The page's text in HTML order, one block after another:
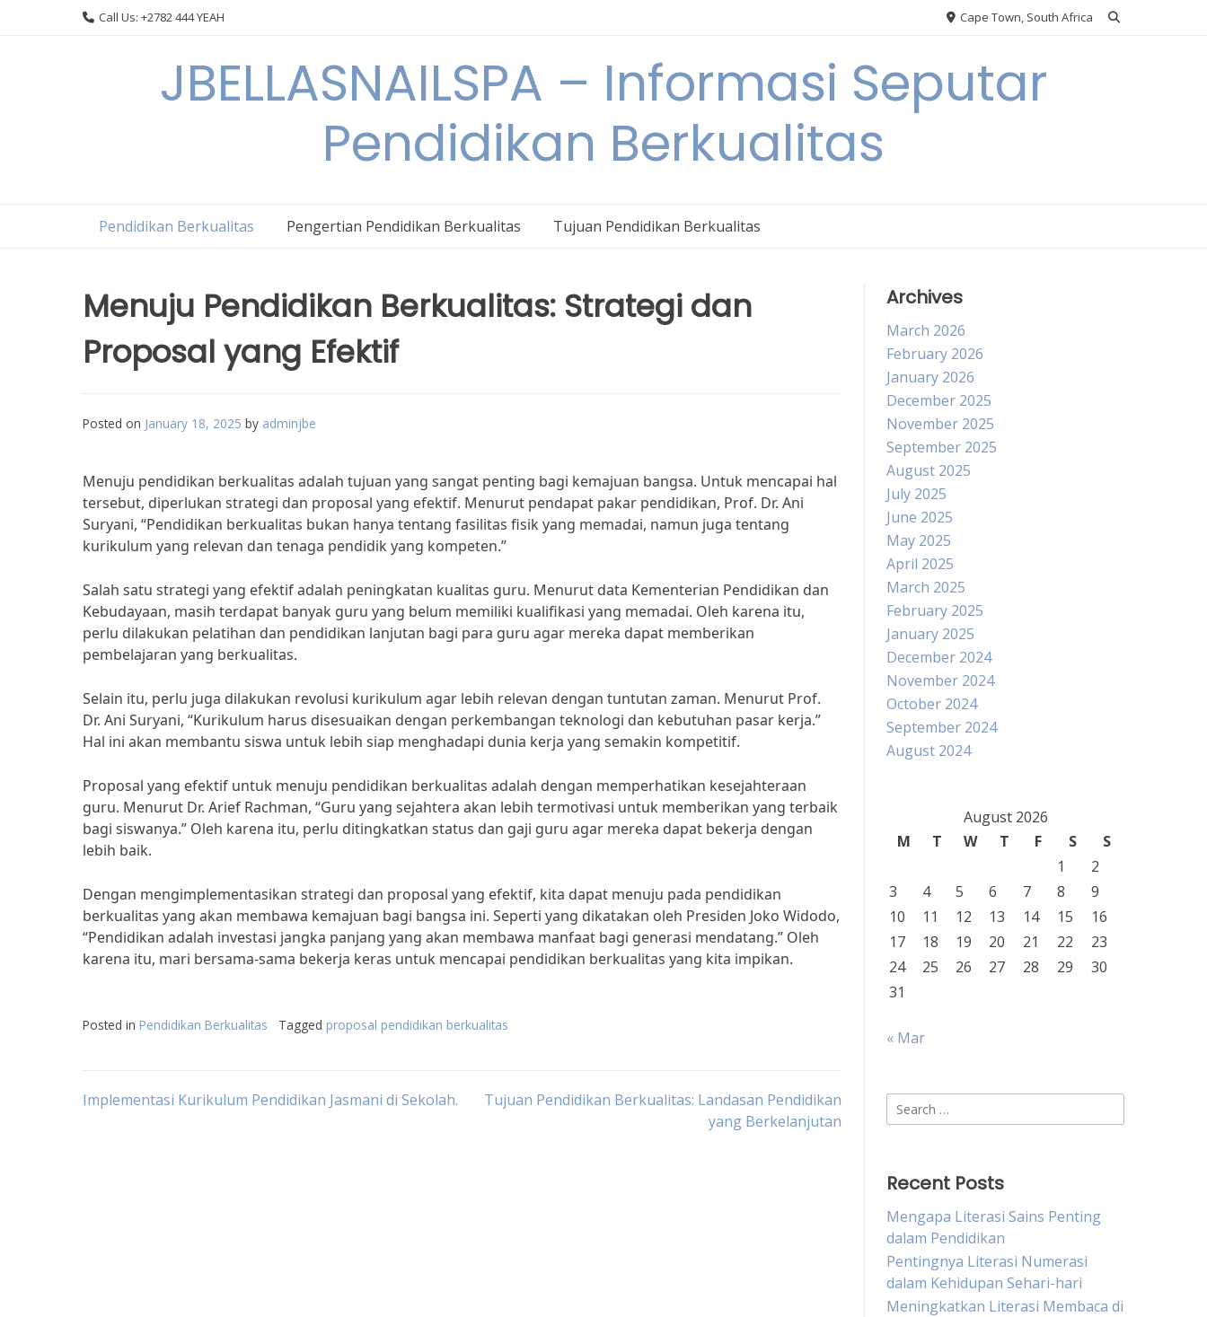
Call Us: +2782 444 YEAH Cape Town, South Africa
JBELLASNAILSPA – Informasi Seputar
Pendidikan Berkualitas
Pendidikan Berkualitas Pengertian Pendidikan Berkualitas Tujuan Pendidikan Berkualitas
Menuju Pendidikan Berkualitas: Strategi dan
Proposal yang Efektif
Posted on January 18, 2025 by adminjbe
Menuju pendidikan berkualitas adalah tujuan yang sangat penting bagi kemajuan bangsa. Untuk mencapai hal
tersebut, diperlukan strategi dan proposal yang efektif. Menurut pendapat pakar pendidikan, Prof. Dr. Ani
Suryani, “Pendidikan berkualitas bukan hanya tentang fasilitas fisik yang memadai, namun juga tentang
kurikulum yang relevan dan tenaga pendidik yang kompeten.”
Salah satu strategi yang efektif adalah peningkatan kualitas guru. Menurut data Kementerian Pendidikan dan
Kebudayaan, masih terdapat banyak guru yang belum memiliki kualifikasi yang memadai. Oleh karena itu,
perlu dilakukan pelatihan dan pendidikan lanjutan bagi para guru agar mereka dapat memberikan
pembelajaran yang berkualitas.
Selain itu, perlu juga dilakukan revolusi kurikulum agar lebih relevan dengan tuntutan zaman. Menurut Prof.
Dr. Ani Suryani, “Kurikulum harus disesuaikan dengan perkembangan teknologi dan kebutuhan pasar kerja.”
Hal ini akan membantu siswa untuk lebih siap menghadapi dunia kerja yang semakin kompetitif.
Proposal yang efektif untuk menuju pendidikan berkualitas adalah dengan memperhatikan kesejahteraan
guru. Menurut Dr. Arief Rachman, “Guru yang sejahtera akan lebih termotivasi untuk memberikan yang terbaik
bagi siswanya.” Oleh karena itu, perlu ditingkatkan status dan gaji guru agar mereka dapat bekerja dengan
lebih baik.
Dengan mengimplementasikan strategi dan proposal yang efektif, kita dapat menuju pada pendidikan
berkualitas yang akan membawa kemajuan bagi bangsa ini. Seperti yang dikatakan oleh Presiden Joko Widodo,
“Pendidikan adalah investasi jangka panjang yang akan membawa manfaat bagi generasi mendatang.” Oleh
karena itu, mari bersama-sama bekerja keras untuk mencapai pendidikan berkualitas yang kita impikan.
Posted in Pendidikan Berkualitas Tagged proposal pendidikan berkualitas
Post
Implementasi Kurikulum Pendidikan Jasmani di Sekolah.
Tujuan Pendidikan Berkualitas: Landasan Pendidikan
yang Berkelanjutan
Archives
March 2026
February 2026
January 2026
December 2025
November 2025
September 2025
August 2025
July 2025
June 2025
May 2025
April 2025
March 2025
February 2025
January 2025
December 2024
November 2024
October 2024
September 2024
August 2024
August 2026
M
T W T F S
S
1
2
3
4 5 6 7 8
9
10
11 12 13 14 15
16
17
18 19 20 21 22
23
24
25 26 27 28 29
30
31
« Mar
Search
for:
Recent Posts
Mengapa Literasi Sains Penting
dalam Pendidikan
Pentingnya Literasi Numerasi
dalam Kehidupan Sehari-hari
Meningkatkan Literasi Membaca di